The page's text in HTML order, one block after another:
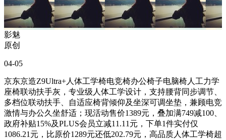
影魅
原创
04-05
京东京造Z9Ultra+人体工学椅电竞椅办公椅子电脑椅人工力学
座椅联动扶手灰，专业级人体工学设计，支持腰背同步调节、
多档位联动扶手、自适应椅背倾仰及坐深可调坐垫，兼顾电竞
激情与办公久坐舒适；现活动售价1389元，叠加满749减100、
政府补贴15%及PLUS会员立减11.11元，下单1件实付仅
1086.21元，比原价1289元还低202.79元，高品质人体工学椅超